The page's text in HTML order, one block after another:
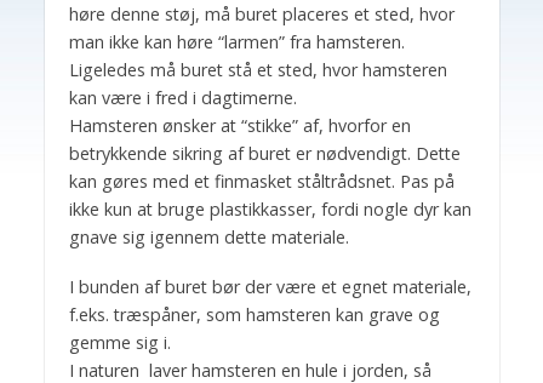
høre denne støj, må buret placeres et sted, hvor
man ikke kan høre “larmen” fra hamsteren.
Ligeledes må buret stå et sted, hvor hamsteren
kan være i fred i dagtimerne.
Hamsteren ønsker at “stikke” af, hvorfor en
betrykkende sikring af buret er nødvendigt. Dette
kan gøres med et finmasket ståltrådsnet. Pas på
ikke kun at bruge plastikkasser, fordi nogle dyr kan
gnave sig igennem dette materiale.
I bunden af buret bør der være et egnet materiale,
f.eks. træspåner, som hamsteren kan grave og
gemme sig i.
I naturen laver hamsteren en hule i jorden, så